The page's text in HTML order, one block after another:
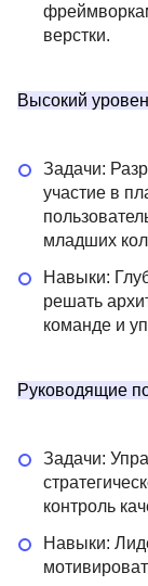
верстки.
Высокий
Задачи:
участие в
младших
Навыки:
решать
команде и
Руководящие
Задачи:
контроль
Навыки: